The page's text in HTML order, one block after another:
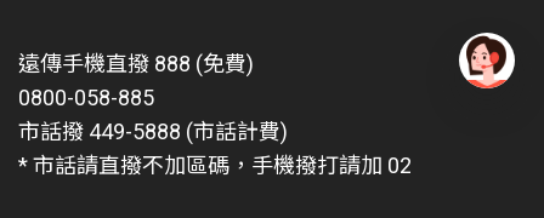
遠傳手機直撥 888 (免費)
0800-058-885
市話撥 449-5888 (市話計費)
* 市話請直撥不加區碼，手機撥打請加 02